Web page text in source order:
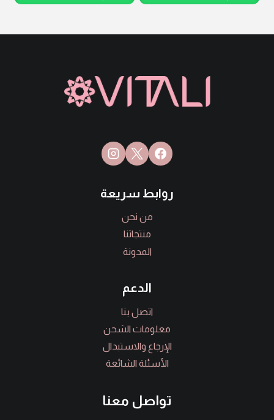
روابط سريعة
من نحن
منتجاتنا
المدونة
الدعم
اتصل بنا
معلومات الشحن
الإرجاع والاستبدال
الأسئلة الشائعة
تواصل معنا